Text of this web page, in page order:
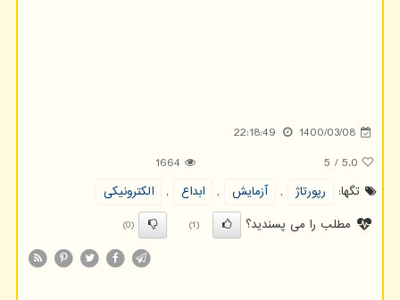
1400/03/08
22:18:49
5.0
/
5
1664
تگها:
رپورتاژ , آزمایش , ابداع ,
الكترونیكی
مطلب را می پسندید؟
(1)
(0)